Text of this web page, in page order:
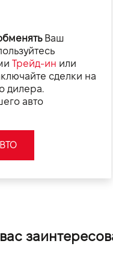
Ваш
Трейд-ин или
сделки на
дилера.
авто